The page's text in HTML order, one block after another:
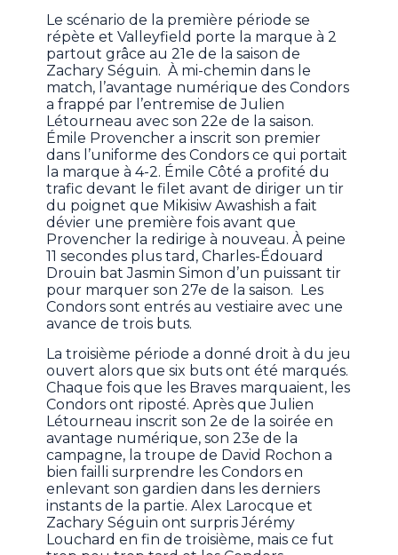
Le scénario de la première période se
répète et Valleyfield porte la marque à 2
partout grâce au 21e de la saison de
Zachary Séguin. À mi-chemin dans le
match, l’avantage numérique des Condors
a frappé par l’entremise de Julien
Létourneau avec son 22e de la saison.
Émile Provencher a inscrit son premier
dans l’uniforme des Condors ce qui portait
la marque à 4-2. Émile Côté a profité du
trafic devant le filet avant de diriger un tir
du poignet que Mikisiw Awashish a fait
dévier une première fois avant que
Provencher la redirige à nouveau. À peine
11 secondes plus tard, Charles-Édouard
Drouin bat Jasmin Simon d’un puissant tir
pour marquer son 27e de la saison. Les
Condors sont entrés au vestiaire avec une
avance de trois buts.
La troisième période a donné droit à du jeu
ouvert alors que six buts ont été marqués.
Chaque fois que les Braves marquaient, les
Condors ont riposté. Après que Julien
Létourneau inscrit son 2e de la soirée en
avantage numérique, son 23e de la
campagne, la troupe de David Rochon a
bien failli surprendre les Condors en
enlevant son gardien dans les derniers
instants de la partie. Alex Larocque et
Zachary Séguin ont surpris Jérémy
Louchard en fin de troisième, mais ce fut